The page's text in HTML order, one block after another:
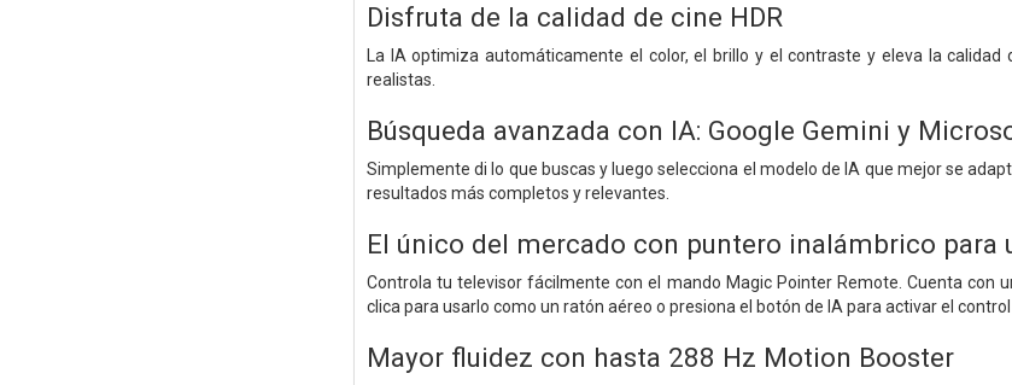
Disfruta de la calidad de cine HDR
La IA optimiza automáticamente el color, el brillo y el contraste y eleva la
realistas.
Búsqueda avanzada con IA: Google Gemini y
Simplemente di lo que buscas y luego selecciona el modelo de IA que mejor se
resultados más completos y relevantes.
El único del mercado con puntero inalámbrico para
Controla tu televisor fácilmente con el mando Magic Pointer Remote. Cuenta con
clica para usarlo como un ratón aéreo o presiona el botón de IA para activar el
Mayor fluidez con hasta 288 Hz Motion Booster